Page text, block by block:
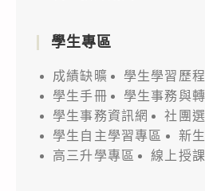
學生專區
成績缺曠
學生學習歷
學生手冊
學生事務與
學生事務資訊網
社團
學生自主學習專區
新
高三升學專區
線上授